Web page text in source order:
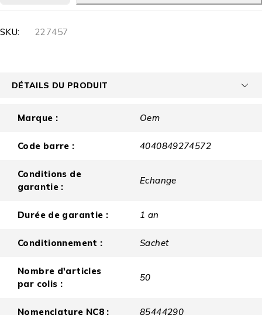
SKU: 227457
DÉTAILS DU PRODUIT
Marque : Oem
Code barre : 4040849274572
Conditions de
garantie :
Echange
Durée de garantie : 1 an
Conditionnement : Sachet
Nombre d'articles
par colis :
50
Nomenclature NC8 : 85444290